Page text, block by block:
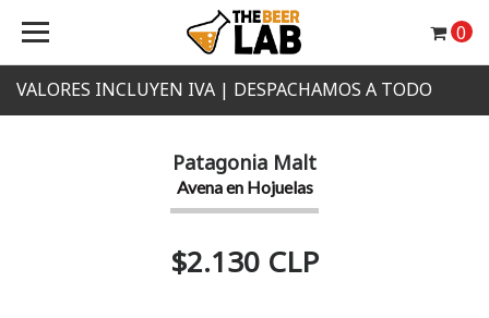
VALORES INCLUYEN IVA | DESPACHAMOS A TODO
0
Patagonia Malt
Avena en Hojuelas
$2.130 CLP